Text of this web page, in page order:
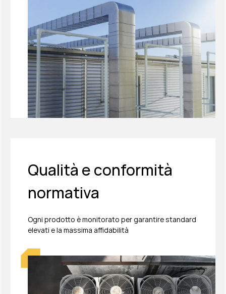
Qualità e conformità
normativa
Ogni prodotto è monitorato per garantire standard
elevati e la massima affidabilità